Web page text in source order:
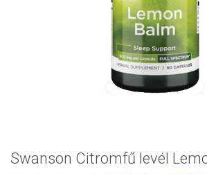
Swanson Citromfű levél